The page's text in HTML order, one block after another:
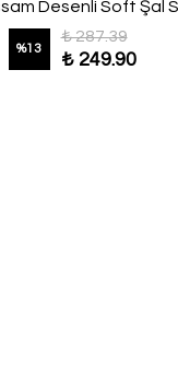
%13
₺ 287.39
₺ 249.90